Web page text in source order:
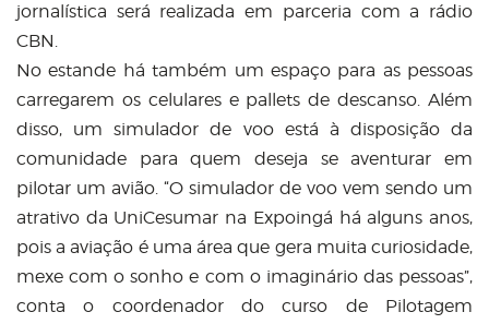
jornalística será realizada em parceria com a rádio
CBN.
No estande há também um espaço para as pessoas
carregarem os celulares e pallets de descanso. Além
disso, um simulador de voo está à disposição da
comunidade para quem deseja se aventurar em
pilotar um avião. “O simulador de voo vem sendo um
atrativo da UniCesumar na Expoingá há alguns anos,
pois a aviação é uma área que gera muita curiosidade,
mexe com o sonho e com o imaginário das pessoas”,
conta o coordenador do curso de Pilotagem